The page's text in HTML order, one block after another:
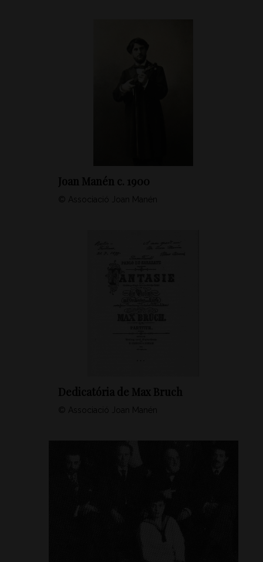
Joan Manén c. 1900
© Associació Joan Manén
Dedicatória de Max Bruch
© Associació Joan Manén